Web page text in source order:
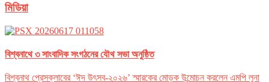
মিডিয়া
বিশ্বনাথে ৩ সাংবাদিক সংগঠনের যৌথ সভা অনুষ্ঠিত
বিশ্বনাথ প্রেসক্লাবের ‘ঈদ উৎসব-২০২৬’ স্মারকের মোড়ক উন্মোচন করলেন এমপি লুনা